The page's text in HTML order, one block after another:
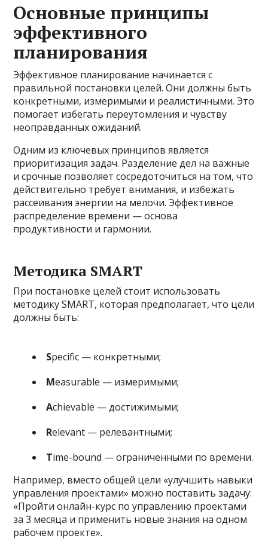
Основные принципы
эффективного
планирования
Эффективное планирование начинается с
правильной постановки целей. Они должны быть
конкретными, измеримыми и реалистичными. Это
помогает избегать переутомления и чувству
неоправданных ожиданий.
Одним из ключевых принципов является
приоритизация задач. Разделение дел на важные
и срочные позволяет сосредоточиться на том, что
действительно требует внимания, и избежать
рассеивания энергии на мелочи. Эффективное
распределение времени — основа
продуктивности и гармонии.
Методика SMART
При постановке целей стоит использовать
методику SMART, которая предполагает, что цели
должны быть:
Specific — конкретными;
Measurable — измеримыми;
Achievable — достижимыми;
Relevant — релевантными;
Time-bound — ограниченными по времени.
Например, вместо общей цели «улучшить навыки
управления проектами» можно поставить задачу:
«Пройти онлайн-курс по управлению проектами
за 3 месяца и применить новые знания на одном
рабочем проекте».